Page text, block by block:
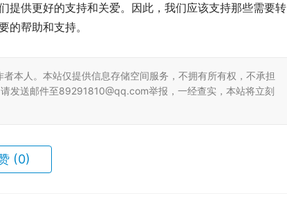
提供更好的支持和关爱。因此，我们应该支持那些需要转
的帮助和支持。
本人。本站仅提供信息存储空间服务，不拥有所有权，不承担
发送邮件至89291810@qq.com举报，一经查实，本站将立刻
(0)